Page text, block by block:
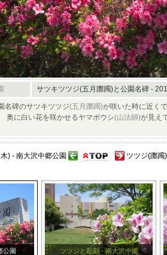
サツキツツジ(五月躑躅)と公園名碑 -
名碑のサツキツツジ(五月躑躅)が咲いた時に近く
奥に白い花を咲かせるヤマボウシ(山法師)が見え
) - 南大沢中郷公園 ツツジ(躑躅
公園 ツツジと彫刻 - 南大沢中郷